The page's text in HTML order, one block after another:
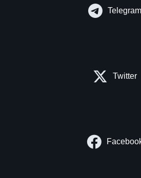
Telegram
Twitter